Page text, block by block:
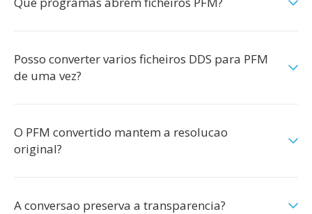
Posso converter varios ficheiros DDS para PFM
de uma vez?
O PFM convertido mantem a resolucao
original?
A conversao preserva a transparencia?